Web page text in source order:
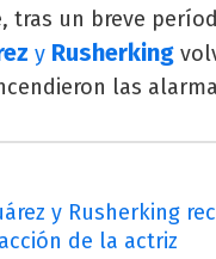
tras un breve
y Rusherking
las
y Rusherking
de la actriz